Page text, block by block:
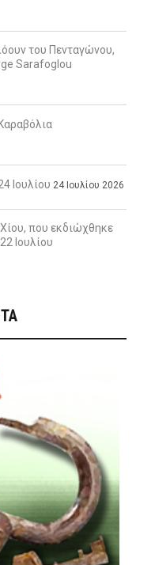
του Πενταγώνου,
Sarafoglou
Ιουλίου 24 Ιουλίου 2026
που εκδιώχθηκε
Ιουλίου